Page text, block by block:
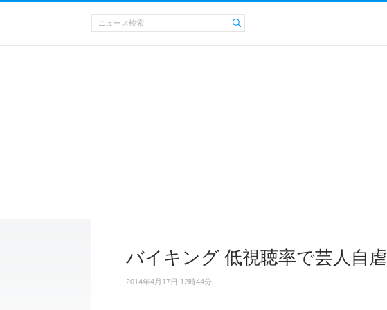
バイキング 低視聴率で芸人自虐
2014年4月17日 12時44分